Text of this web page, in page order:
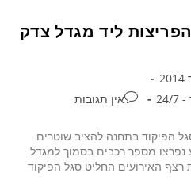
ליד מגדל צדק
7
אין תגובות
הפיקוד בתחנה להציב שוטרים
נפרצו מספר רכבים בסמוך למגדל
האירועים החליט סגל הפיקוד